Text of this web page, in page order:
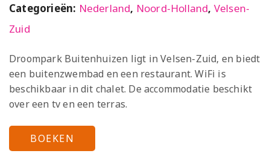
Categorieën: Nederland, Noord-Holland, Velsen-
Zuid
Droompark Buitenhuizen ligt in Velsen-Zuid, en biedt
een buitenzwembad en een restaurant. WiFi is
beschikbaar in dit chalet. De accommodatie beschikt
over een tv en een terras.
BOEKEN